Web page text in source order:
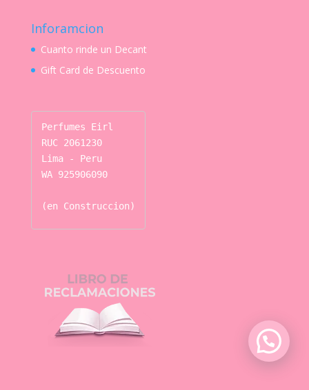
Inforamcion
Cuanto rinde un Decant
Gift Card de Descuento
Perfumes Eirl
RUC 2061230
Lima - Peru
WA 925906090
(en Construccion)